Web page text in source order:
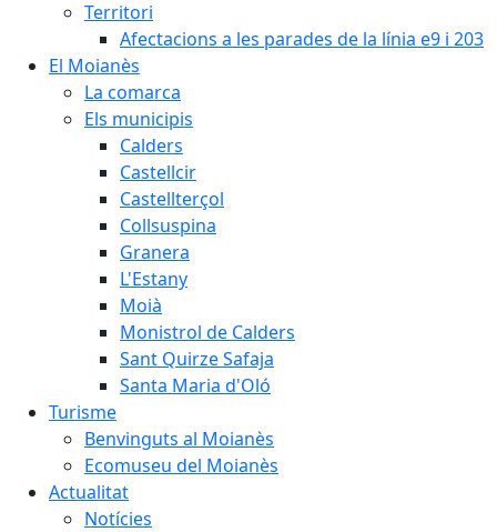
Territori
Afectacions a les parades de la línia e9 i 203
El Moianès
La comarca
Els municipis
Calders
Castellcir
Castellterçol
Collsuspina
Granera
L'Estany
Moià
Monistrol de Calders
Sant Quirze Safaja
Santa Maria d'Oló
Turisme
Benvinguts al Moianès
Ecomuseu del Moianès
Actualitat
Notícies